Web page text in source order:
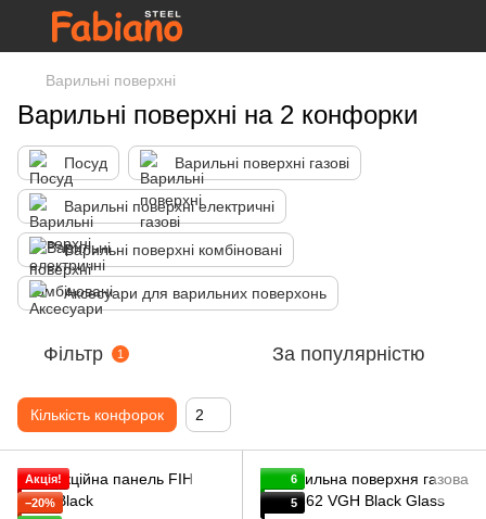
Варильні поверхні
Варильні поверхні на 2 конфорки
Посуд Варильні поверхні газові
Варильні поверхні електричні
Варильні поверхні комбіновані
Аксесуари для варильних поверхонь
Фільтр 1 За популярністю
Кількість конфорок 2
Акція!
−20%
6
5